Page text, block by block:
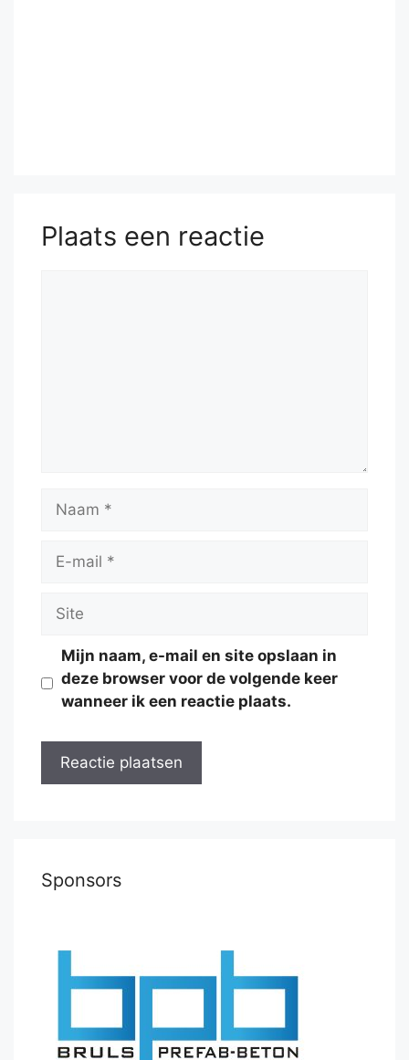
Plaats een reactie
Naam
Site
Mijn naam, e-mail en site opslaan in
deze browser voor de volgende keer
wanneer ik een reactie plaats.
Sponsors